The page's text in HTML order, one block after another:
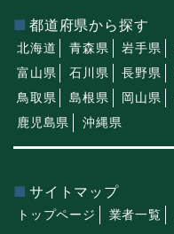
都道府県から探す
北海道 青森県 岩手県
富山県
石川県 長野県
鳥取県
島根県 岡山県
鹿児島県
沖縄県
サイトマップ
トップページ 業者一覧